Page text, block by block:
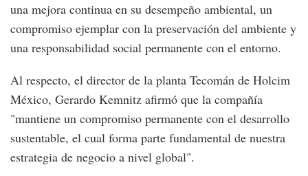
una mejora continua en su desempeño ambiental, un
compromiso ejemplar con la preservación del ambiente y
una responsabilidad social permanente con el entorno.
Al respecto, el director de la planta Tecomán de Holcim
México, Gerardo Kemnitz afirmó que la compañía
"mantiene un compromiso permanente con el desarrollo
sustentable, el cual forma parte fundamental de nuestra
estrategia de negocio a nivel global".